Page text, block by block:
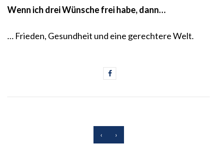
Wenn ich drei Wünsche frei habe, dann…
… Frieden, Gesundheit und eine gerechtere Welt.
‹ ›